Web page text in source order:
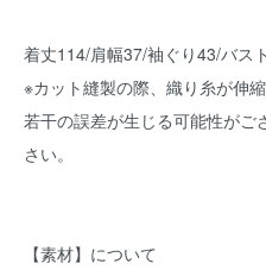
着丈114/肩幅37/袖ぐり43/バス
※カット縫製の際、織り糸が伸
若干の誤差が生じる可能性がご
さい。
【素材】について